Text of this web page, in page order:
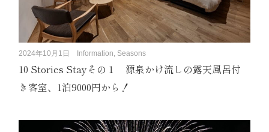
2024年10月1日 Information, Seasons
10 Stories Stayその１ 源泉かけ流しの露天風呂付
き客室、1泊9000円から！